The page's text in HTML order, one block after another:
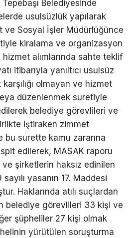
Belediyesinde
usulsüzlük yapılarak
ve Sosyal İşler Müdürlüğünce
kiralama ve organizasyon
alımlarında sahte teklif
itibarıyla yanıltıcı usulsüz
olmayan ve hizmet
düzenlenmek suretiyle
belediye görevlileri ve
iştiraken zimmet
bu surette kamu zararına
edilerek, MASAK raporu
şirketlerin haksız edinilen
yasanın 17. Maddesi
Haklarında atılı suçlardan
belediye görevlileri 33 kişi ve
şüpheliler 27 kişi olmak
yürütülen soruşturma